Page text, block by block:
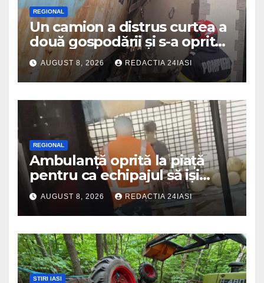
REGIONAL
Un camion a distrus curtea a
două gospodării și s-a oprit
intr-o locuință
AUGUST 8, 2026 REDACTIA 24IASI
REGIONAL
Ambulanță oprită la piață
pentru ca echipajul să iși
cumpere pepene și legume.
DSU a anuntat că va aplica
sancțiuni
AUGUST 8, 2026 REDACTIA 24IASI
STIRI IASI